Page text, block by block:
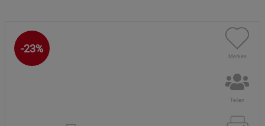
-23%
Merken
Teilen